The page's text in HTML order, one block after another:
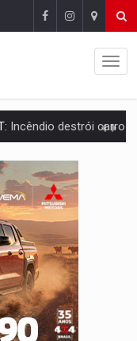
moto na frente do bar
Amazônia+10 lança chamada para fortalecer
de urânio, mas produz pouco e
fábrica da Coca-Cola é
pelo AI-5 se tornam pesquisadores
abusar de fiéis sob pretexto de
uma história marcada por guerras, revoltas e